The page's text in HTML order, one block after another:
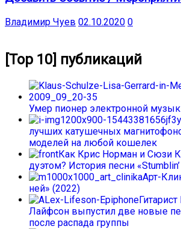
Владимир Чуев 02.10.2020 0
[Top 10] публикаций
Умер пионер электронной
лучших катушечных
моделей на любой кошелек
Как Крис Норман и Сюзи
дуэтом? История песни
Арт-
ней» (2022)
Лайфсон выпустил две новые
после распада группы